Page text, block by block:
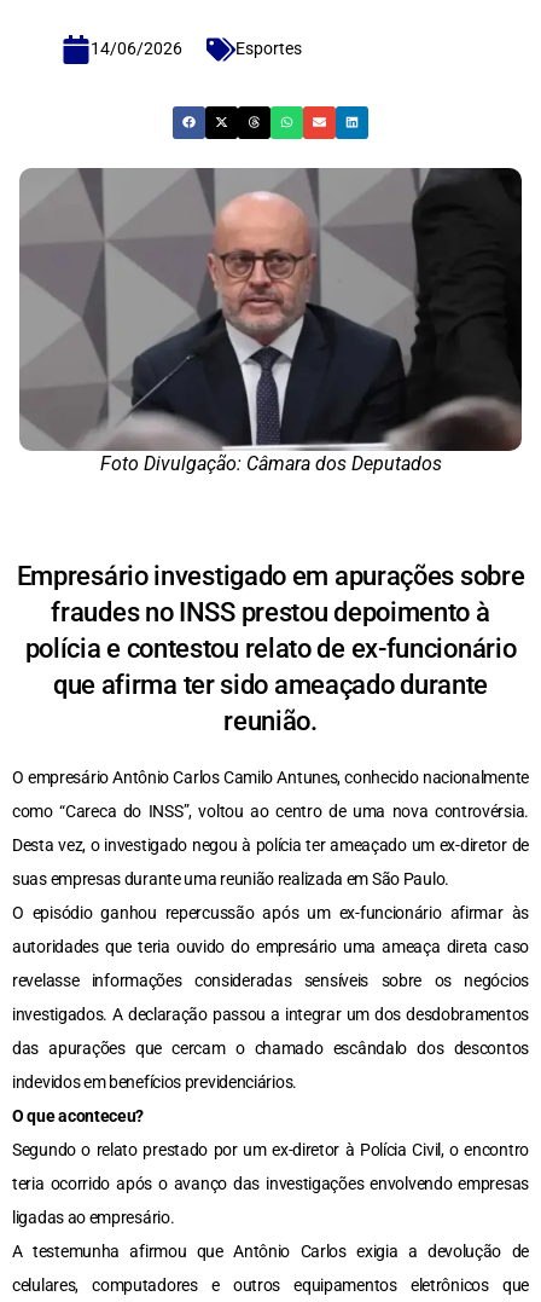
14/06/2026 Esportes
Foto Divulgação: Câmara dos Deputados
Empresário investigado em apurações sobre
fraudes no INSS prestou depoimento à
polícia e contestou relato de ex-funcionário
que afirma ter sido ameaçado durante
reunião.
O empresário Antônio Carlos Camilo Antunes, conhecido nacionalmente
como “Careca do INSS”, voltou ao centro de uma nova controvérsia.
Desta vez, o investigado negou à polícia ter ameaçado um ex-diretor de
suas empresas durante uma reunião realizada em São Paulo.
O episódio ganhou repercussão após um ex-funcionário afirmar às
autoridades que teria ouvido do empresário uma ameaça direta caso
revelasse informações consideradas sensíveis sobre os negócios
investigados. A declaração passou a integrar um dos desdobramentos
das apurações que cercam o chamado escândalo dos descontos
indevidos em benefícios previdenciários.
O que aconteceu?
Segundo o relato prestado por um ex-diretor à Polícia Civil, o encontro
teria ocorrido após o avanço das investigações envolvendo empresas
ligadas ao empresário.
A testemunha afirmou que Antônio Carlos exigia a devolução de
celulares, computadores e outros equipamentos eletrônicos que